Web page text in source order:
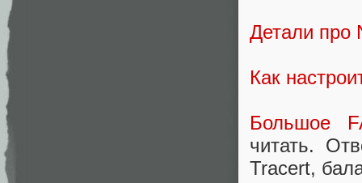
Детали про
Как
Большое
читать.
Tracert,